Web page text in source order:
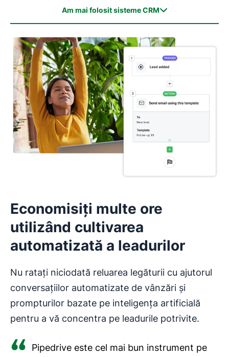
Am mai folosit sisteme CRM
Am mai folosit sisteme CRM
Nu am mai folosit CRM
Economisiți multe ore
utilizând cultivarea
automatizată a leadurilor
Nu ratați niciodată reluarea legăturii cu ajutorul
conversațiilor automatizate de vânzări și
prompturilor bazate pe inteligența artificială
pentru a vă concentra pe leadurile potrivite.
Pipedrive este cel mai bun instrument pe